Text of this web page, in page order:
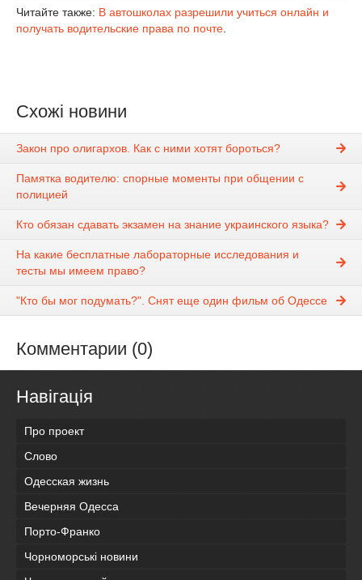
Читайте также: В автошколах разрешили учиться онлайн и
получать водительские права по почте
Схожі новини
Закон про олигархов. Как с ними хотят бороться?
Памятка водителю: спорные моменты при общении с
полицией
Кто обязан сдавать экзамен на знание украинского языка?
На какие бесплатные лабораторные исследования и
тесты мы имеем право?
"Кто бы мог подумать?". Снят еще один фильм об Одессе
Комментарии (0)
Навігація
Про проект
Слово
Одесская жизнь
Вечерняя Одесса
Порто-Франко
Чорноморські новини